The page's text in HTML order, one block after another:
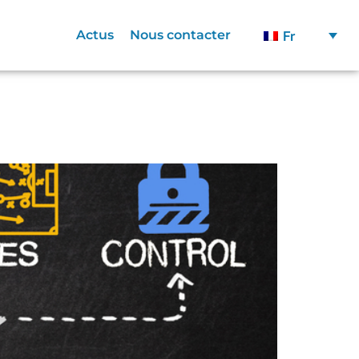
Actus Nous contacter Fr